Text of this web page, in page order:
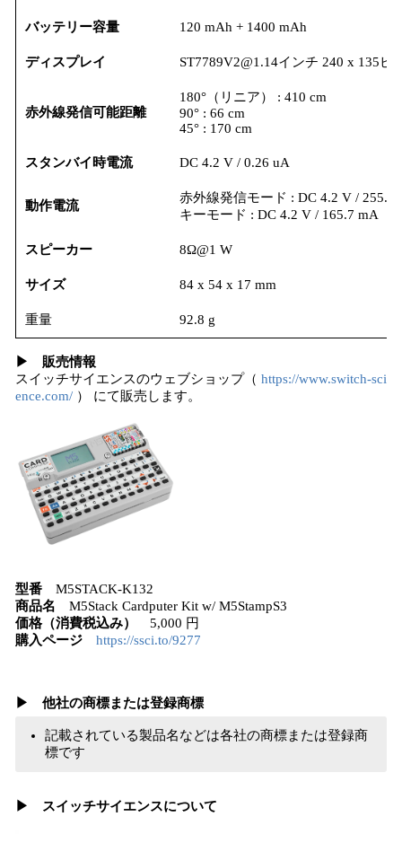
バッテリー容量 120 mAh + 1400 mAh
ディスプレイ ST7789V2@1.14インチ 240 x 135ピ
赤外線発信可能距離
180°（リニア） : 410 cm
90° : 66 cm
45° : 170 cm
スタンバイ時電流 DC 4.2 V / 0.26 uA
動作電流
赤外線発信モード : DC 4.2 V / 255.6
キーモード : DC 4.2 V / 165.7 mA
スピーカー 8Ω@1 W
サイズ 84 x 54 x 17 mm
重量 92.8 g
▶︎ 販売情報
スイッチサイエンスのウェブショップ（ https://www.switch-sci
ence.com/ ） にて販売します。
型番 M5STACK-K132
商品名 M5Stack Cardputer Kit w/ M5StampS3
価格（消費税込み）
5,000 円
購入ページ
https://ssci.to/9277
▶︎ 他社の商標または登録商標
記載されている製品名などは各社の商標または登録商
標です
▶︎ スイッチサイエンスについて